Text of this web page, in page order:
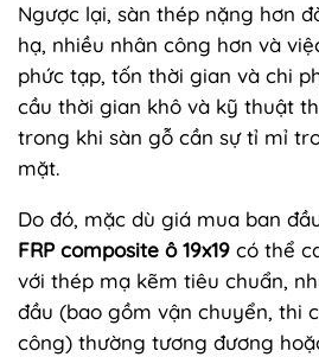
Ngược lại, sàn thép nặng hơn
hạ, nhiều nhân công hơn và
phức tạp, tốn thời gian và chi
cầu thời gian khô và kỹ thuật
trong khi sàn gỗ cần sự tỉ mỉ
mặt.
Do đó, mặc dù giá mua ban
FRP composite ô 19x19 có thể
với thép mạ kẽm tiêu chuẩn,
đầu (bao gồm vận chuyển, thi
công) thường tương đương